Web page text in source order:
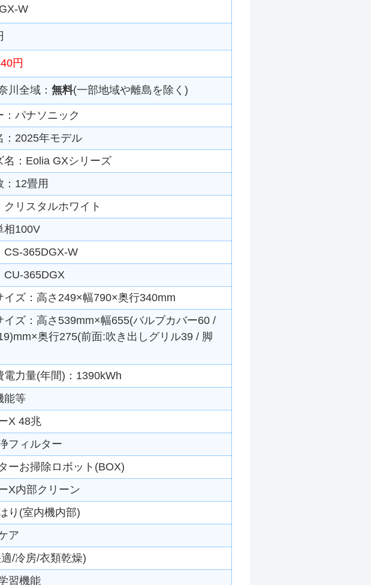
W
円
川全域： 無料(一部地域や離島を除く)
：パナソニック
：2025年モデル
名：Eolia GXシリーズ
：12畳用
クリスタルホワイト
相100V
CS-365DGX-W
CU-365DGX
イズ：高さ249×幅790×奥行340mm
イズ：高さ539mm×幅655(バルブカバー60 /
奥行275(前面:吹き出しグリル39 / 脚
電力量(年間)：1390kWh
能等
X 48兆
フィルター
ーお掃除ロボット(BOX)
X内部クリーン
り(室内機内部)
ア
適/冷房/衣類乾燥)
習機能